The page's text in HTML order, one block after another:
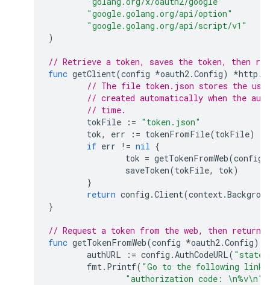
"google.golang.org/api/option"
"google.golang.org/api/script/v1"
)
// Retrieve a token, saves the token, then
func getClient(config *oauth2.Config) *http .
// The file token.json stores the
// created automatically when the
// time.
tokFile
:= "token.json"
tok, err := tokenFromFile(tokFile)
if err != nil {
tok = getTokenFromWeb(config
saveToken(tokFile, tok)
}
return config .Client(context.
}
// Request a token from the web, then
func getTokenFromWeb(config *oauth2.Config)
authURL
:= config .AuthCodeURL( "state-
fmt. Printf( "Go to the following link
"authorization code: \n%v\n"